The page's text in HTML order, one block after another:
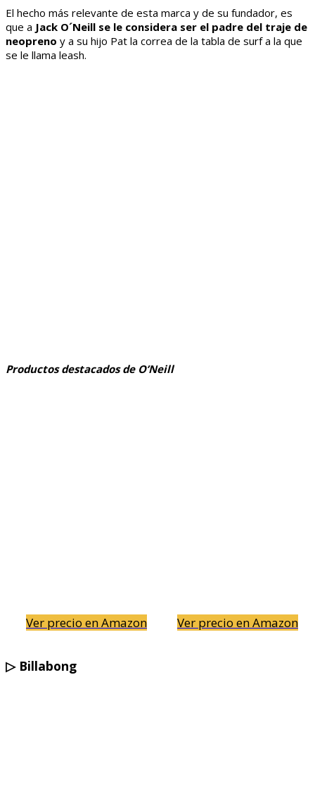
El hecho más relevante de esta marca y de su fundador, es
que a Jack O´Neill se le considera ser el padre del traje de
neopreno y a su hijo Pat la correa de la tabla de surf a la que
se le llama leash.
Productos destacados de O’Neill
Ver precio en Amazon Ver precio en Amazon
▷ Billabong